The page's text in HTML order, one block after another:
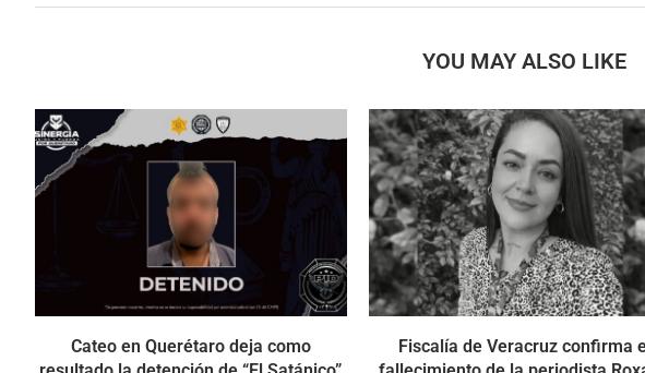
YOU MAY ALSO LIKE
Cateo en Querétaro deja como
Fiscalía de Veracruz confirma